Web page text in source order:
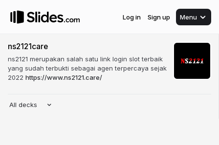
Log in Sign up Menu
ns2121care
ns2121 merupakan salah satu link login slot terbaik
yang sudah terbukti sebagai agen terpercaya sejak
2022 https://www.ns2121.care/
All decks